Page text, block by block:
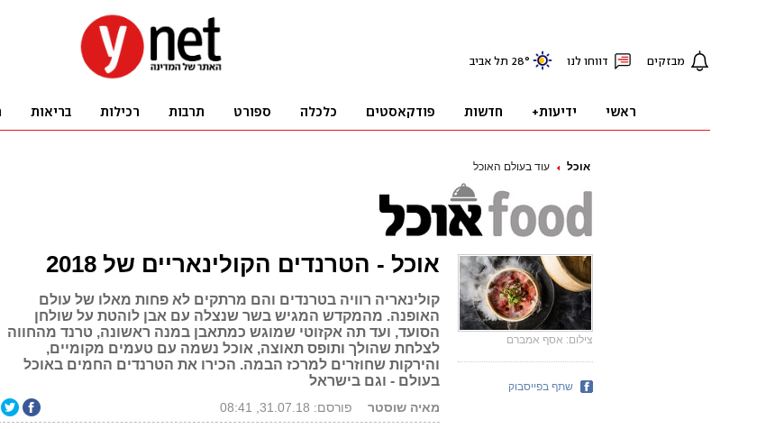
אוכל עוד בעולם האוכל
אוכל - הטרנדים הקולינאריים של 2018
קולינאריה רוויה בטרנדים והם מרתקים לא פחות מאלו של עולם
האופנה. מהמקדש המגיש בשר שנצלה עם אבן לוהטת על שולחן
הסועד, ועד תה אקזוטי שמוגש כמתאבן במנה ראשונה, טרנד מהחווה
לצלחת שהולך ותופס תאוצה, אוכל נשמה עם טעמים מקומיים,
והירקות שחוזרים למרכז הבמה. הכירו את הטרנדים החמים באוכל
בעולם - וגם בישראל
מאיה שוסטר פורסם: 31.07.18, 08:41
צילום: אסף אמברם
שתף בפייסבוק